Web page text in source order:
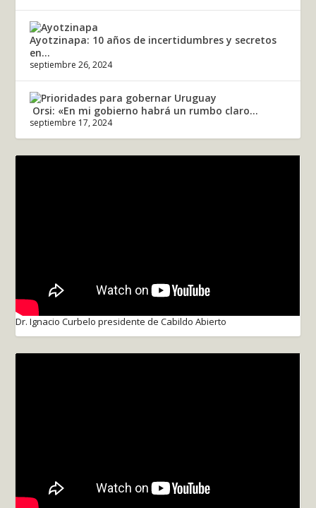
Ayotzinapa: 10 años de incertidumbres y secretos
en...
septiembre 26, 2024
Orsi: «En mi gobierno habrá un rumbo claro...
septiembre 17, 2024
Dr. Ignacio Curbelo presidente de Cabildo Abierto